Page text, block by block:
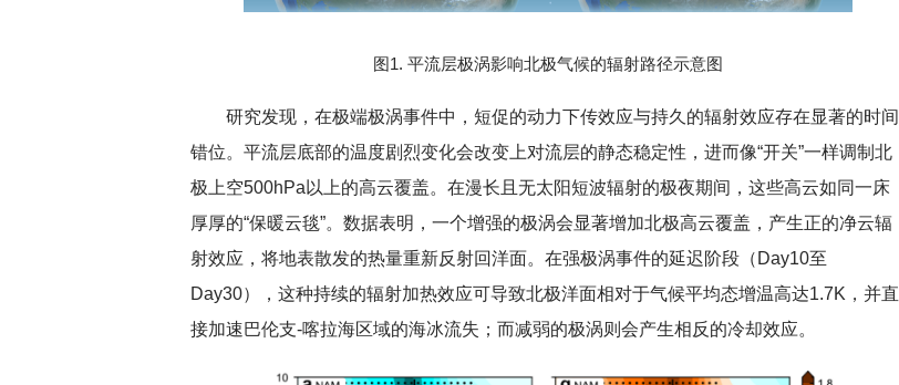
图1. 平流层极涡影响北极气候的辐射路径示意图
研究发现，在极端极涡事件中，短促的动力下传效应与持久的辐射效应存在显著的时间
错位。平流层底部的温度剧烈变化会改变上对流层的静态稳定性，进而像“开关”一样调制北
极上空500hPa以上的高云覆盖。在漫长且无太阳短波辐射的极夜期间，这些高云如同一床
厚厚的“保暖云毯”。数据表明，一个增强的极涡会显著增加北极高云覆盖，产生正的净云辐
射效应，将地表散发的热量重新反射回洋面。在强极涡事件的延迟阶段（Day10至
Day30），这种持续的辐射加热效应可导致北极洋面相对于气候平均态增温高达1.7K，并直
接加速巴伦支-喀拉海区域的海冰流失；而减弱的极涡则会产生相反的冷却效应。